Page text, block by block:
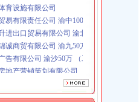
易有限责任公司 渝中100万 （进出口权）
进出口贸易有限公司 渝北100万 （进出口
诚商贸有限公司 渝九50万 （工商注册）
告有限公司 渝沙50万 （工商注册）
地产营销策划有限公司
车销售有限公司
线电缆有限公司 渝北10010万 (进出口权)
达投资咨询有限责任公司 渝九1000万 （